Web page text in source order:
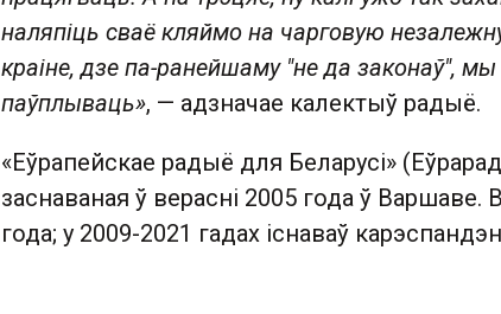
наляпіць сваё кляймо на чарговую
краіне, дзе па-ранейшаму "не да законаў",
паўплываць», — адзначае калектыў радыё.
«Еўрапейскае радыё для Беларусі»
заснаваная ў верасні 2005 года ў Варшаве.
года; у 2009-2021 гадах існаваў